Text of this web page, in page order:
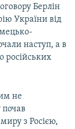
Берлін
України від
наступ, а в
російських
не
почав
з Росією,